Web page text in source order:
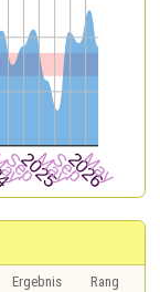
Ergebnis
Rang